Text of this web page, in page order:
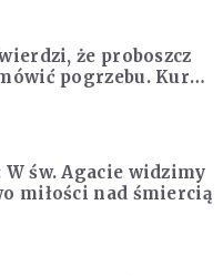
że proboszcz
pogrzebu. Kuria
wyjaśnienia
W św. Agacie widzimy
miłości nad śmiercią